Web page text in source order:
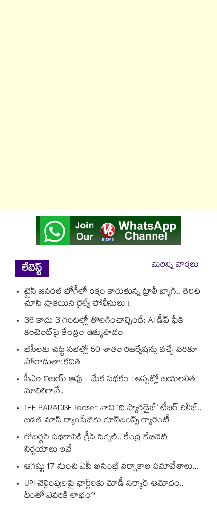
లేటెస్ట్
మరిన్ని వార్తలు
ట్రైన్ జనరల్ బోగీలో రక్తం కారుతున్న ట్రాలీ బ్యాగ్.. తెరిచి
చూసి షాకయిన రైల్వే పోలీసులు !
36 కాదు 3 గంటల్లో తొలగించాల్సిందే: AI డీప్ ఫేక్
కంటెంట్‎పై కేంద్రం ఉక్కుపాదం
బీసీలకు చట్ట సభల్లో 50 శాతం రిజర్వేషన్లు వచ్చే వరకూ
పోరాడుతా: కవిత
సీఎం విజయ్ ఆవు - మేక పథకం : అప్పట్లో జయలలిత
మాదిరిగానే..
THE PARADISE Teaser: నాని ‘ది ప్యారడైజ్‌‌’ టీజర్ రిలీజ్..
జడల్ మాస్ ర్యాంపేజ్‌కు గూస్‌బంప్స్ గ్యారెంటీ
గోబర్ధన్ పథకానికి గ్రీన్ సిగ్నల్.. కేంద్ర కేబినెట్
నిర్ణయాలు ఇవే
ఆగష్టు 17 నుంచి ఏపీ అసెంబ్లీ వర్షాకాల సమావేశాలు...
UPI చెల్లింపులపై ఛార్జీలకు మోడీ సర్కార్ ఆమోదం..
దీంతో ఎవరికి లాభం?